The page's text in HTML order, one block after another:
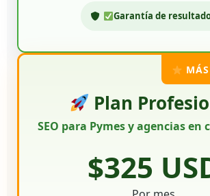
Garantía de
Plan
SEO para Pymes y agencias en
$325